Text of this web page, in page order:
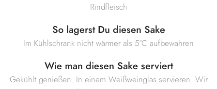
Rindfleisch
So lagerst Du diesen Sake
Im Kühlschrank nicht wärmer als 5°C aufbewahren
Wie man diesen Sake serviert
Gekühlt genießen. In einem Weißweinglas servieren. Wir